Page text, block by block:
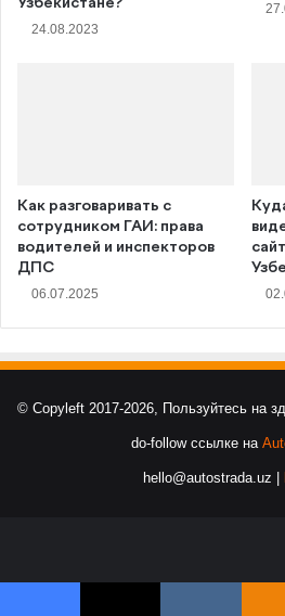
Узбекистане?
24.08.2023
Как разговаривать с
сотрудником ГАИ: права
водителей и инспекторов
ДПС
06.07.2025
© Copyleft 2017-2026, Пользуйтесь на
do-follow ссылке на
hello@autostrada.uz |